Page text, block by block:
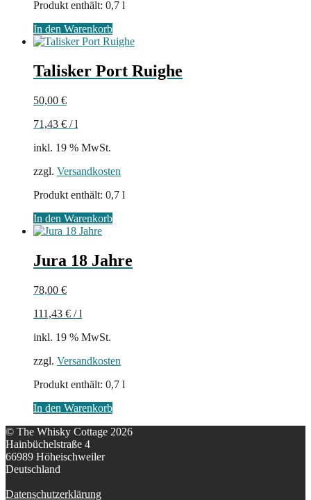
Produkt enthält: 0,7 l
In den Warenkorb
Talisker Port Ruighe
50,00 €
71,43 € /l
inkl. 19 % MwSt.
zzgl. Versandkosten
Produkt enthält: 0,7 l
In den Warenkorb
Jura 18 Jahre
78,00 €
111,43 € /l
inkl. 19 % MwSt.
zzgl. Versandkosten
Produkt enthält: 0,7 l
In den Warenkorb
© The Whisky Cottage 2026
Hainbüchelstraße 4
66989 Höheischweiler
Deutschland
Datenschutzerklärung